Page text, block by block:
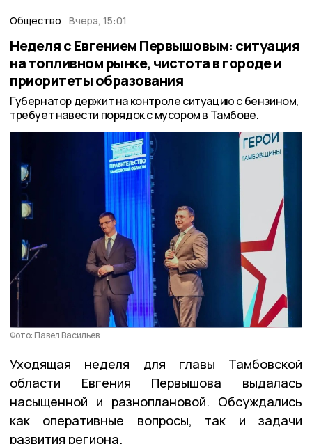
Общество Вчера, 15:01
Неделя с Евгением Первышовым: ситуация
на топливном рынке, чистота в городе и
приоритеты образования
Губернатор держит на контроле ситуацию с бензином,
требует навести порядок с мусором в Тамбове.
Фото: Павел Васильев
Уходящая неделя для главы Тамбовской
области Евгения Первышова выдалась
насыщенной и разноплановой. Обсуждались
как оперативные вопросы, так и задачи
развития региона.